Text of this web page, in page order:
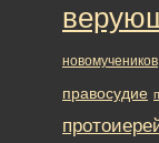
новомучеников
правосудие